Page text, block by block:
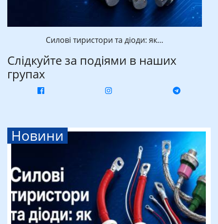
Силові тиристори та діоди: як…
Слідкуйте за подіями в наших
групах
Новини